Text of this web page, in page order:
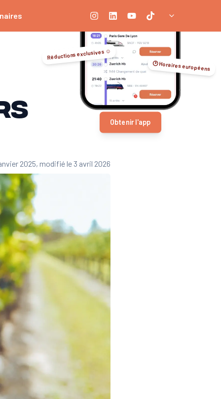
Réductions exclusives ☺️
🕑 Horaires européens
Obtenir l'app
2025, modifié le 3 avril 2026